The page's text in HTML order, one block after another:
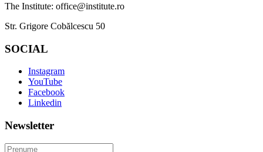
The Institute: office@institute.ro
Str. Grigore Cobălcescu 50
SOCIAL
Instagram
YouTube
Facebook
Linkedin
Newsletter